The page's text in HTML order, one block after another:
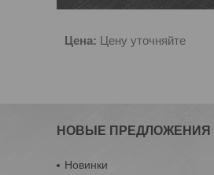
Цена: Цену уточняйте
НОВЫЕ ПРЕДЛОЖЕНИЯ
Новинки